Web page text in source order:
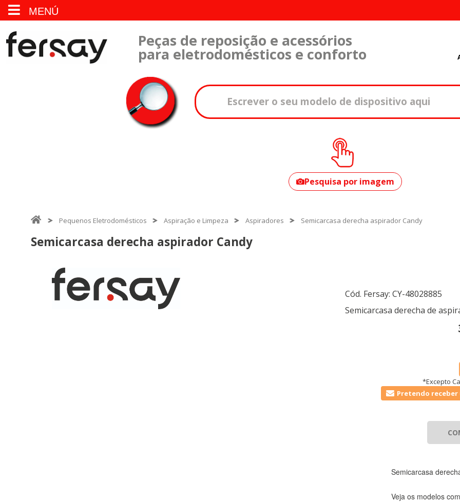
MENÚ
Peças de reposição e acessórios
para eletrodomésticos e conforto
seu modelo?
Pesquisa por imagem
Pequenos Eletrodomésticos Aspiração e Limpeza Aspiradores Semicarcasa derecha aspirador Candy
Semicarcasa derecha aspirador Candy
Cód. Fersay: CY-48028885
Semicarcasa derecha de
*Excepto
Pretendo
Semicarcasa
Veja os modelos